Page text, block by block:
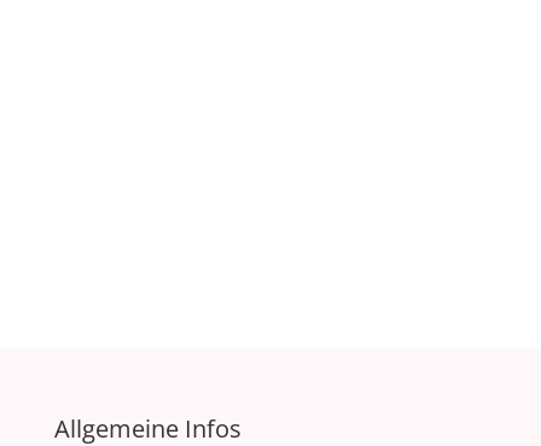
Allgemeine Infos